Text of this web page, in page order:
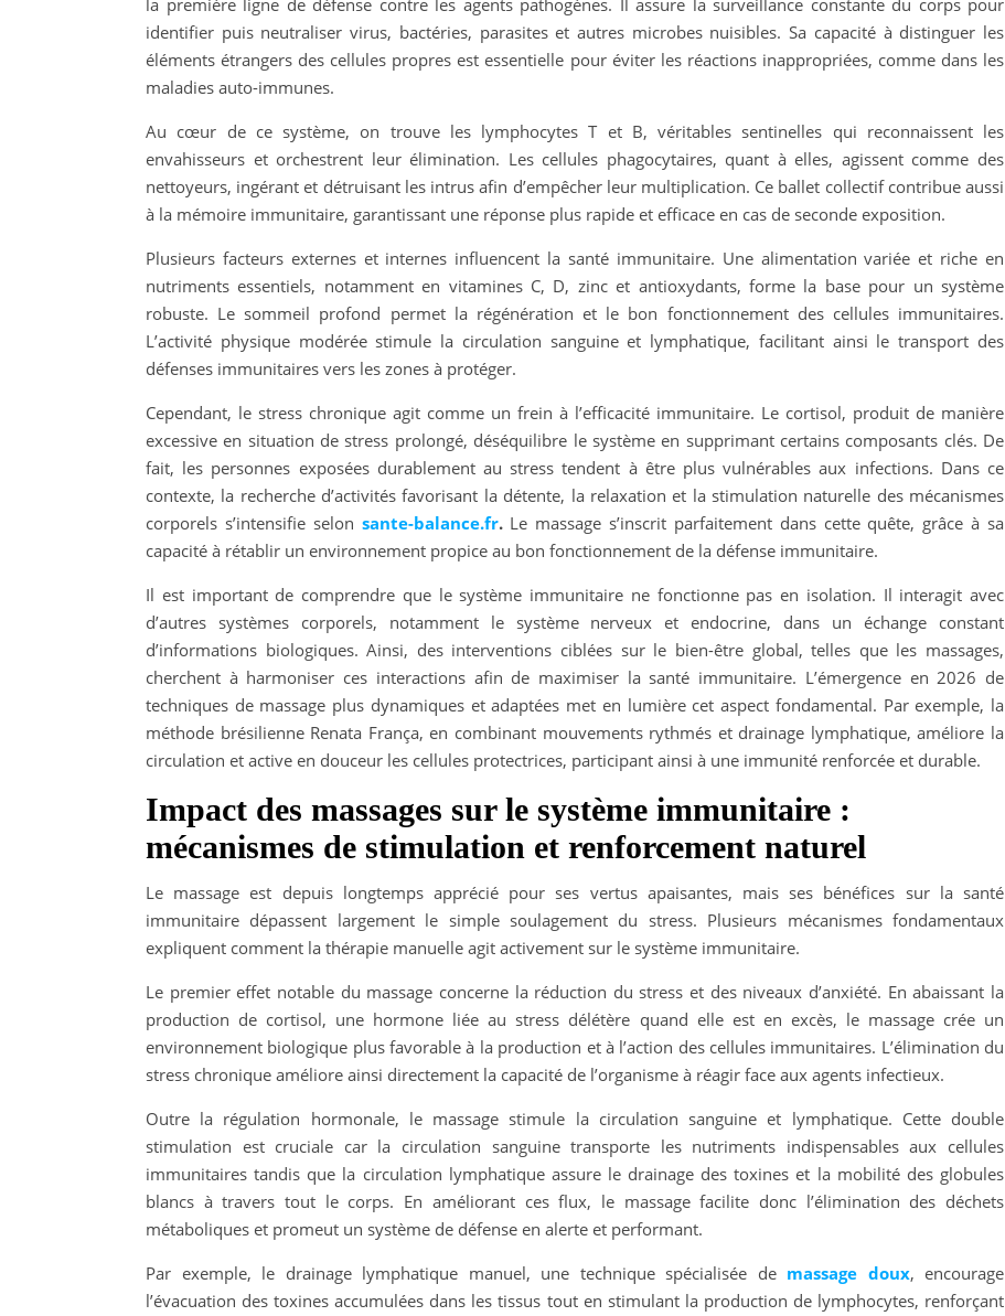
la première ligne de défense contre les agents pathogènes. Il assure la surveillance constante du corps pour
identifier puis neutraliser virus, bactéries, parasites et autres microbes nuisibles. Sa capacité à distinguer les
éléments étrangers des cellules propres est essentielle pour éviter les réactions inappropriées, comme dans les
maladies auto-immunes.
Au cœur de ce système, on trouve les lymphocytes T et B, véritables sentinelles qui reconnaissent les
envahisseurs et orchestrent leur élimination. Les cellules phagocytaires, quant à elles, agissent comme des
nettoyeurs, ingérant et détruisant les intrus afin d’empêcher leur multiplication. Ce ballet collectif contribue aussi
à la mémoire immunitaire, garantissant une réponse plus rapide et efficace en cas de seconde exposition.
Plusieurs facteurs externes et internes influencent la santé immunitaire. Une alimentation variée et riche en
nutriments essentiels, notamment en vitamines C, D, zinc et antioxydants, forme la base pour un système
robuste. Le sommeil profond permet la régénération et le bon fonctionnement des cellules immunitaires.
L’activité physique modérée stimule la circulation sanguine et lymphatique, facilitant ainsi le transport des
défenses immunitaires vers les zones à protéger.
Cependant, le stress chronique agit comme un frein à l’efficacité immunitaire. Le cortisol, produit de manière
excessive en situation de stress prolongé, déséquilibre le système en supprimant certains composants clés. De
fait, les personnes exposées durablement au stress tendent à être plus vulnérables aux infections. Dans ce
contexte, la recherche d’activités favorisant la détente, la relaxation et la stimulation naturelle des mécanismes
corporels s’intensifie selon sante-balance.fr.Le massage s’inscrit parfaitement dans cette quête, grâce à sa
capacité à rétablir un environnement propice au bon fonctionnement de la défense immunitaire.
Il est important de comprendre que le système immunitaire ne fonctionne pas en isolation. Il interagit avec
d’autres systèmes corporels, notamment le système nerveux et endocrine, dans un échange constant
d’informations biologiques. Ainsi, des interventions ciblées sur le bien-être global, telles que les massages,
cherchent à harmoniser ces interactions afin de maximiser la santé immunitaire. L’émergence en 2026 de
techniques de massage plus dynamiques et adaptées met en lumière cet aspect fondamental. Par exemple, la
méthode brésilienne Renata França, en combinant mouvements rythmés et drainage lymphatique, améliore la
circulation et active en douceur les cellules protectrices, participant ainsi à une immunité renforcée et durable.
Impact des massages sur le système immunitaire :
mécanismes de stimulation et renforcement naturel
Le massage est depuis longtemps apprécié pour ses vertus apaisantes, mais ses bénéfices sur la santé
immunitaire dépassent largement le simple soulagement du stress. Plusieurs mécanismes fondamentaux
expliquent comment la thérapie manuelle agit activement sur le système immunitaire.
Le premier effet notable du massage concerne la réduction du stress et des niveaux d’anxiété. En abaissant la
production de cortisol, une hormone liée au stress délétère quand elle est en excès, le massage crée un
environnement biologique plus favorable à la production et à l’action des cellules immunitaires. L’élimination du
stress chronique améliore ainsi directement la capacité de l’organisme à réagir face aux agents infectieux.
Outre la régulation hormonale, le massage stimule la circulation sanguine et lymphatique. Cette double
stimulation est cruciale car la circulation sanguine transporte les nutriments indispensables aux cellules
immunitaires tandis que la circulation lymphatique assure le drainage des toxines et la mobilité des globules
blancs à travers tout le corps. En améliorant ces flux, le massage facilite donc l’élimination des déchets
métaboliques et promeut un système de défense en alerte et performant.
Par exemple, le drainage lymphatique manuel, une technique spécialisée de massage doux, encourage
l’évacuation des toxines accumulées dans les tissus tout en stimulant la production de lymphocytes, renforçant